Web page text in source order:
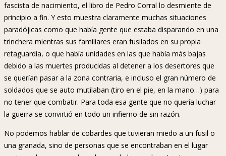
fascista de nacimiento, el libro de Pedro Corral lo desmiente de
principio a fin. Y esto muestra claramente muchas situaciones
paradójicas como que había gente que estaba disparando en una
trinchera mientras sus familiares eran fusilados en su propia
retaguardia, o que había unidades en las que había más bajas
debido a las muertes producidas al detener a los desertores que
se querían pasar a la zona contraria, e incluso el gran número de
soldados que se auto mutilaban (tiro en el pie, en la mano…) para
no tener que combatir. Para toda esa gente que no quería luchar
la guerra se convirtió en todo un infierno de sin razón.
No podemos hablar de cobardes que tuvieran miedo a un fusil o
una granada, sino de personas que se encontraban en el lugar